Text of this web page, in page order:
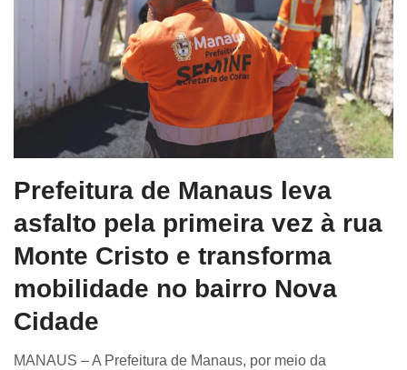
Prefeitura de Manaus leva
asfalto pela primeira vez à rua
Monte Cristo e transforma
mobilidade no bairro Nova
Cidade
MANAUS – A Prefeitura de Manaus, por meio da